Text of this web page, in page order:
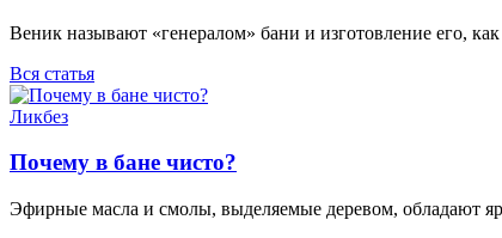
Веник называют «генералом» бани и изготовление его,
Вся статья
Ликбез
Почему в бане чисто?
Эфирные масла и смолы, выделяемые деревом, обладают